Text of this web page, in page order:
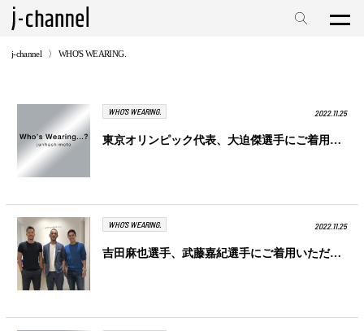
j-channel WHO'S WEARING.
WHO'S WEARING. 2022.11.25
東京オリンピック代表、大迫傑選手にご着用いただいております。
WHO'S WEARING. 2022.11.25
吉田麻也選手、武藤嘉紀選手にご着用いただいております。